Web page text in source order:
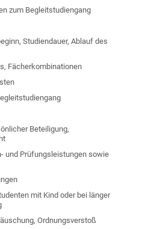
zum Begleitstudiengang
Studiendauer, Ablauf des
Fächerkombinationen
Beteiligung,
und Prüfungsleistungen sowie
mit Kind oder bei länger
Ordnungsverstoß